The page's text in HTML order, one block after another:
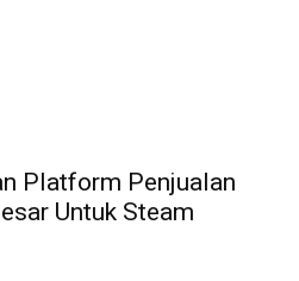
Platform Penjualan
Untuk Steam